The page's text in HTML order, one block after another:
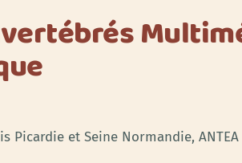
Picardie et Seine Normandie, ANTEA